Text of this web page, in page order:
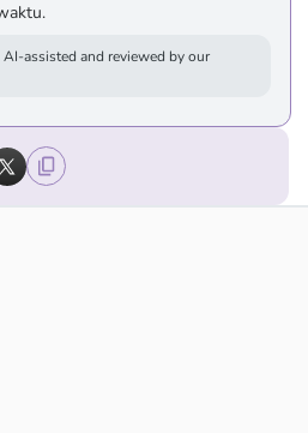
assisted and reviewed by our